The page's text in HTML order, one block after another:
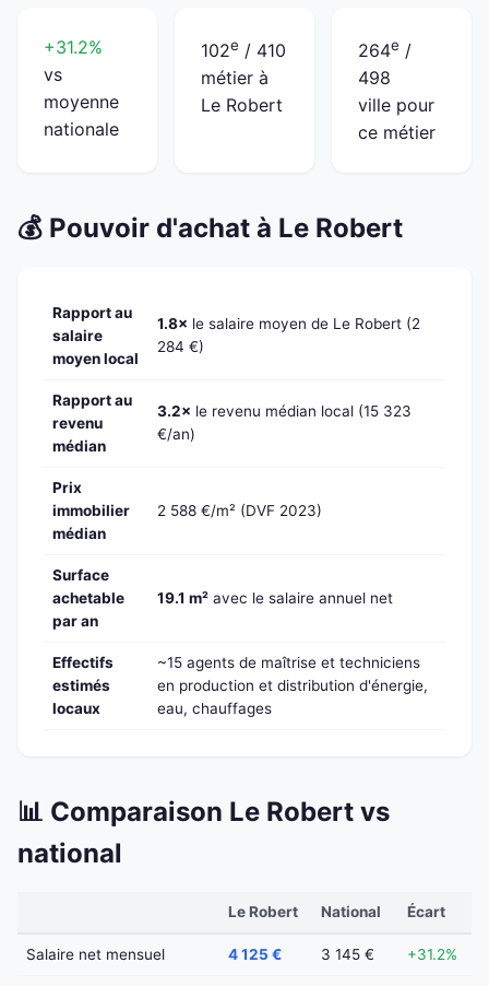
+31.2%
vs
moyenne
nationale
102e / 410
métier à
Le Robert
264e /
498
ville pour
ce métier
💰 Pouvoir d'achat à Le Robert
Rapport au
salaire
moyen local
1.8× le salaire moyen de Le Robert (2
284 €)
Rapport au
revenu
médian
3.2× le revenu médian local (15 323
€/an)
Prix
immobilier
médian
2 588 €/m² (DVF 2023)
Surface
achetable
par an
19.1 m² avec le salaire annuel net
Effectifs
estimés
locaux
~15 agents de maîtrise et techniciens
en production et distribution d'énergie,
eau, chauffages
📊 Comparaison Le Robert vs
national
Le Robert National Écart
Salaire net mensuel 4 125 € 3 145 € +31.2%